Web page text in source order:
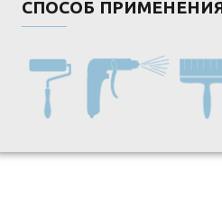
СПОСОБ